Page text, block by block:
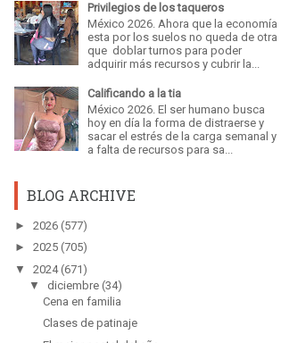
Privilegios de los taqueros
México 2026. Ahora que la economía
esta por los suelos no queda de otra
que doblar turnos para poder
adquirir más recursos y cubrir la...
Calificando a la tia
México 2026. El ser humano busca
hoy en día la forma de distraerse y
sacar el estrés de la carga semanal y
a falta de recursos para sa...
BLOG ARCHIVE
► 2026 (577)
► 2025 (705)
▼
2024 (671)
▼
diciembre (34)
Cena en familia
Clases de patinaje